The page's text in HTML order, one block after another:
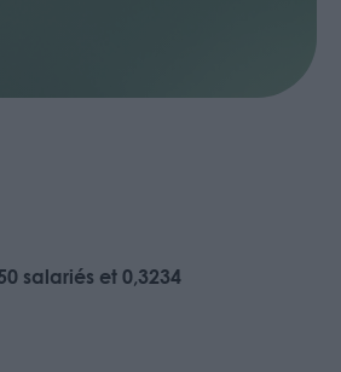
salariés et 0,3234